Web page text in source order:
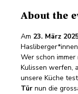
About the
Am 23. März
Wer schon
Kulissen werfen,
unsere Küche
Tür nun die